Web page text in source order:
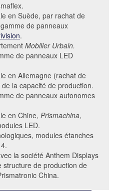
en Suède, par rachat de
de panneaux
.
Mobilier Urbain.
de panneaux LED
en Allemagne (rachat de
la capacité de production.
de panneaux autonomes
en Chine, Prismachina,
LED.
modules étanches
la société Anthem Displays
structure de production de
China.